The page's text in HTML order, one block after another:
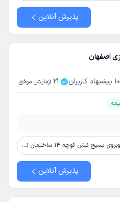
پذیرش آنلاین
اصفهان
پیشنهاد کاربران 21 آزمایش موفق
اصفهان، خیابان شمس آبادی روبروی بسیج نبش کوچه 14 ساختمان نور طبقه همکف
پذیرش آنلاین